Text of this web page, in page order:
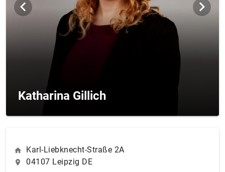
Katharina Gillich
Karl-Liebknecht-Straße 2A
04107 Leipzig DE